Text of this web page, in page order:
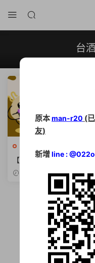
台
事業招考
【2026台灣菸酒工作內
薪資待遇、歷年錄取率與學
2026-01-14
原本man-r20 (
友)
新增line :